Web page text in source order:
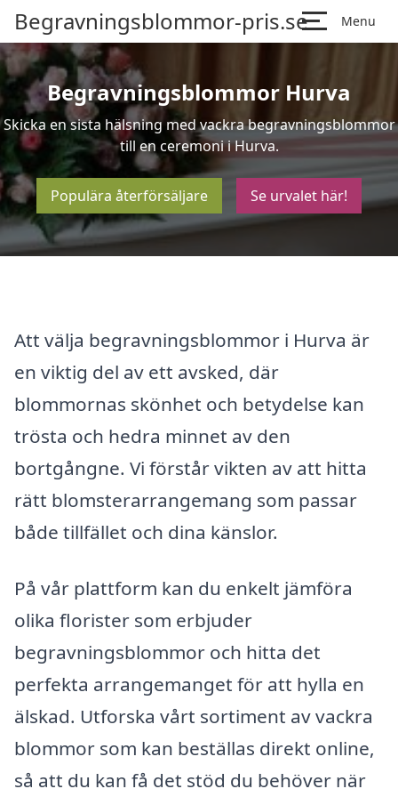
Begravningsblommor-pris.se Menu
Begravningsblommor Hurva
Skicka en sista hälsning med vackra begravningsblommor
till en ceremoni i Hurva.
Populära återförsäljare Se urvalet här!
Att välja begravningsblommor i Hurva är
en viktig del av ett avsked, där
blommornas skönhet och betydelse kan
trösta och hedra minnet av den
bortgångne. Vi förstår vikten av att hitta
rätt blomsterarrangemang som passar
både tillfället och dina känslor.
På vår plattform kan du enkelt jämföra
olika florister som erbjuder
begravningsblommor och hitta det
perfekta arrangemanget för att hylla en
älskad. Utforska vårt sortiment av vackra
blommor som kan beställas direkt online,
så att du kan få det stöd du behöver när